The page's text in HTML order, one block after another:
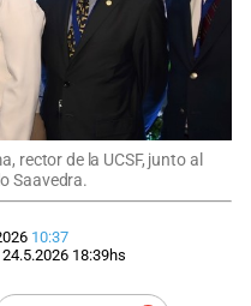
rector de la UCSF, junto al
Saavedra.
10:37
18:39hs